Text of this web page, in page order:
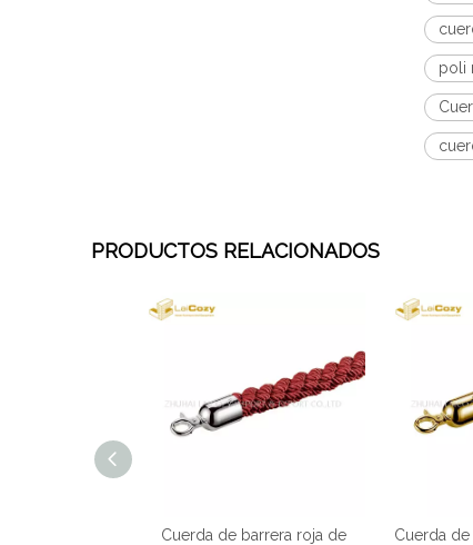
poli
PRODUCTOS RELACIONADOS
Cuerda de barrera de control
Cuerda